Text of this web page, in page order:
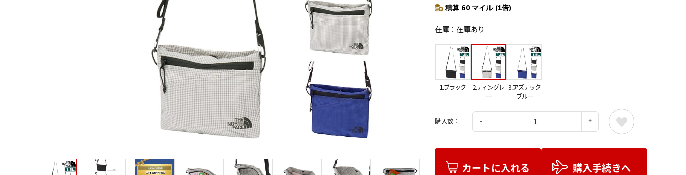
積算 60 マイル (1倍)
在庫 在庫あり
1.ブラック
2.ティングレ
ー
3.アズテック
ブルー
購入数：
カートに入れる 購入手続きへ